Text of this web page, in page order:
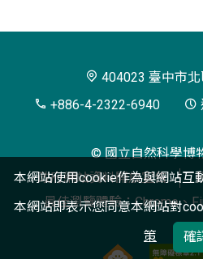
博
館
404023 臺中市
+886-4-2322-6940
© 國立自然科學博
政府網站資料開放宣告
最佳瀏覽體驗：Chrome、
本網站使用cookie作為與網站互
本網站即表示您同意本網站對
策
確